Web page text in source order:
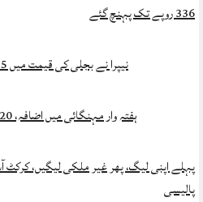
336 روپے تک پہنچ گئے
نیپرا نے بجلی کی قیمت میں 75 پیسے فی یونٹ اضافہ منظور کر لیا
ہفتہ وار مہنگائی میں اضافہ، 20 اشیائے ضروریہ کی قیمتیں بڑھ گئیں
پہلے اپنی لیگ، پھر غیر ملکی لیگیں، کرکٹ
پالیسی